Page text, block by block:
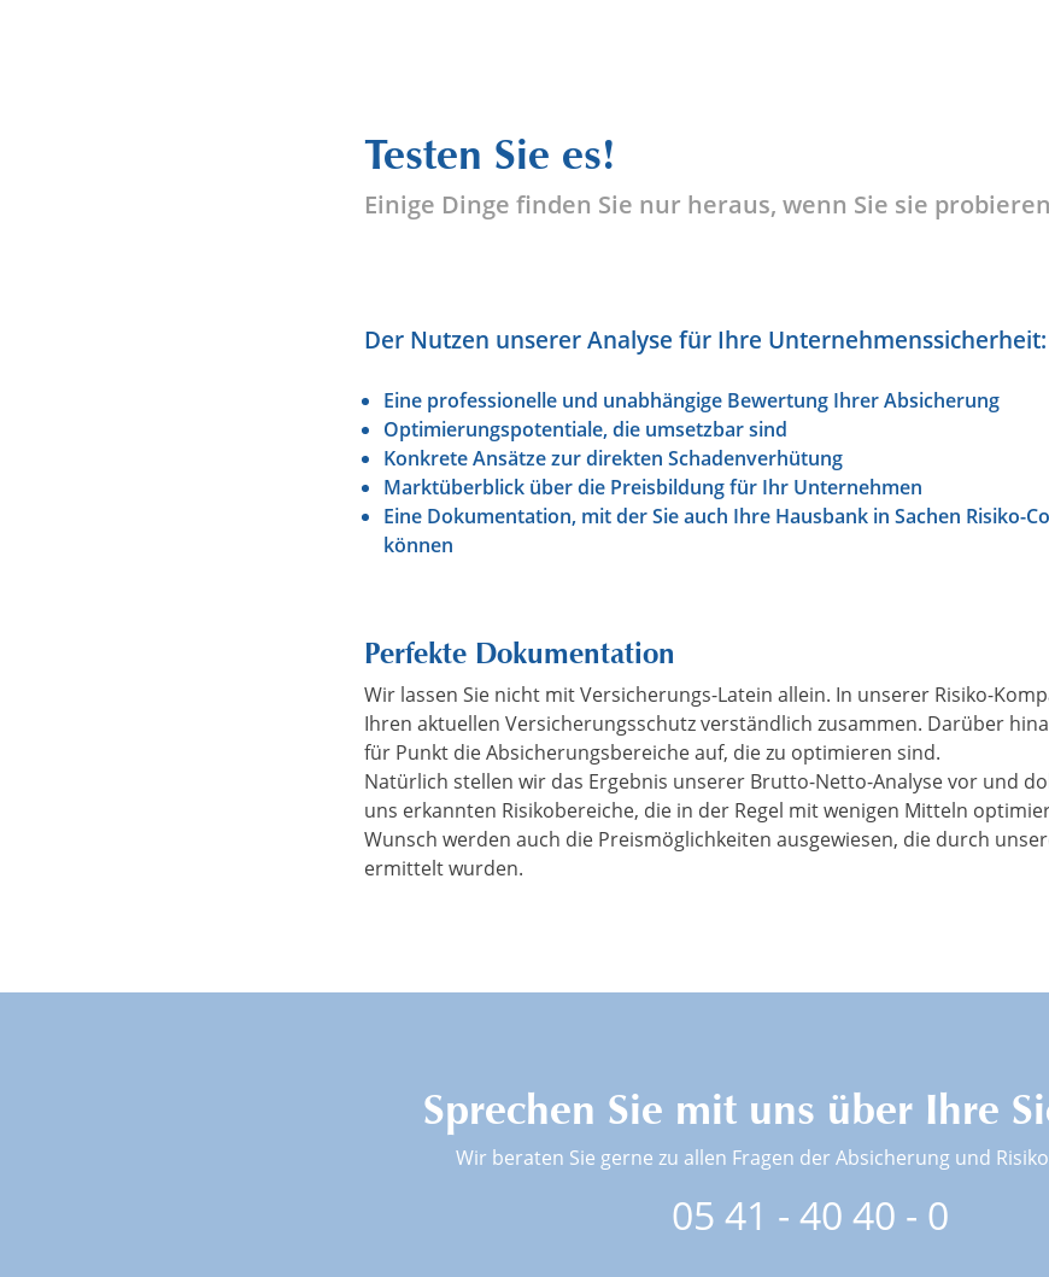
Testen Sie es!
Einige Dinge finden Sie nur heraus, wenn Sie sie probieren
Der Nutzen unserer Analyse für Ihre Unternehmenssicherheit:
Eine professionelle und unabhängige Bewertung Ihrer Absicherung
Optimierungspotentiale, die umsetzbar sind
Konkrete Ansätze zur direkten Schadenverhütung
Marktüberblick über die Preisbildung für Ihr Unternehmen
Eine Dokumentation, mit der Sie auch Ihre Hausbank in Sachen Risiko-
können
Perfekte Dokumentation
Wir lassen Sie nicht mit Versicherungs-Latein allein. In unserer Risiko-
Ihren aktuellen Versicherungsschutz verständlich zusammen. Darüber
für Punkt die Absicherungsbereiche auf, die zu optimieren sind.
Natürlich stellen wir das Ergebnis unserer Brutto-Netto-Analyse vor und
uns erkannten Risikobereiche, die in der Regel mit wenigen Mitteln
Wunsch werden auch die Preismöglichkeiten ausgewiesen, die durch
ermittelt wurden.
Sprechen Sie mit uns über Ihre
Wir beraten Sie gerne zu allen Fragen der Absicherung und
05 41 - 40 40 - 0